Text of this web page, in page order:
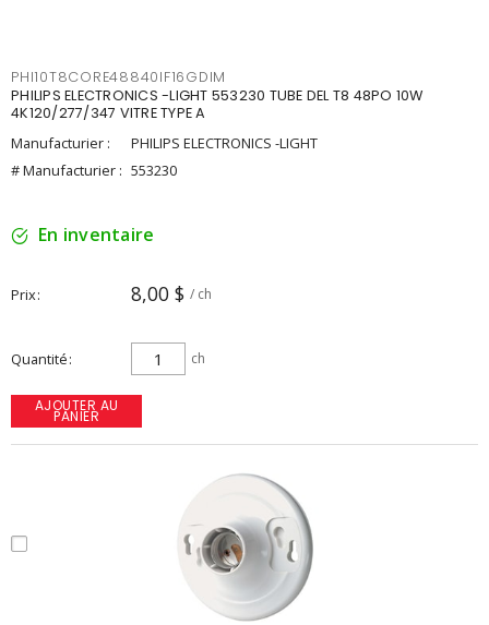
PHI10T8CORE48840IF16GDIM
PHILIPS ELECTRONICS -LIGHT 553230 TUBE DEL T8 48PO 10W
4K120/277/347 VITRE TYPE A
Manufacturier :
PHILIPS ELECTRONICS -LIGHT
# Manufacturier : 553230
En inventaire
Prix 8,00 $ / ch
Quantité ch
AJOUTER AU
PANIER